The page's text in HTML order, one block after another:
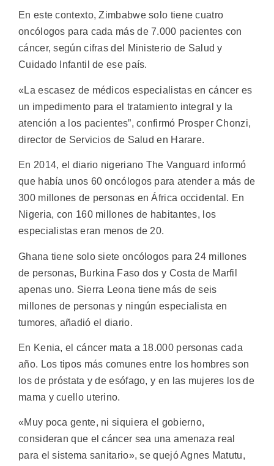
En este contexto, Zimbabwe solo tiene cuatro
oncólogos para cada más de 7.000 pacientes con
cáncer, según cifras del Ministerio de Salud y
Cuidado Infantil de ese país.
«La escasez de médicos especialistas en cáncer es
un impedimento para el tratamiento integral y la
atención a los pacientes”, confirmó Prosper Chonzi,
director de Servicios de Salud en Harare.
En 2014, el diario nigeriano The Vanguard informó
que había unos 60 oncólogos para atender a más de
300 millones de personas en África occidental. En
Nigeria, con 160 millones de habitantes, los
especialistas eran menos de 20.
Ghana tiene solo siete oncólogos para 24 millones
de personas, Burkina Faso dos y Costa de Marfil
apenas uno. Sierra Leona tiene más de seis
millones de personas y ningún especialista en
tumores, añadió el diario.
En Kenia, el cáncer mata a 18.000 personas cada
año. Los tipos más comunes entre los hombres son
los de próstata y de esófago, y en las mujeres los de
mama y cuello uterino.
«Muy poca gente, ni siquiera el gobierno,
consideran que el cáncer sea una amenaza real
para el sistema sanitario», se quejó Agnes Matutu,